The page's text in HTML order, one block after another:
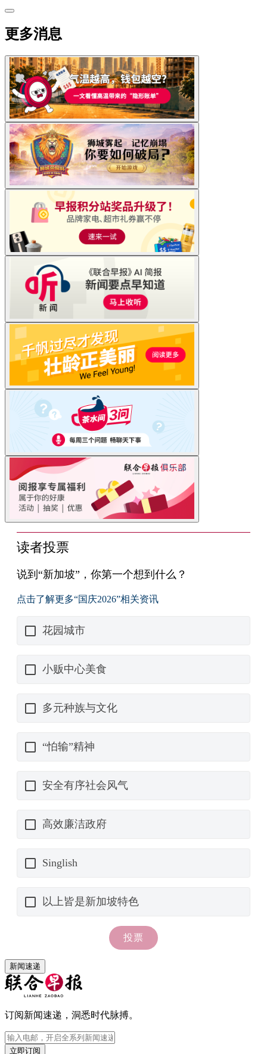
更多消息
新闻速递
订阅新闻速递，洞悉时代脉搏。
立即订阅